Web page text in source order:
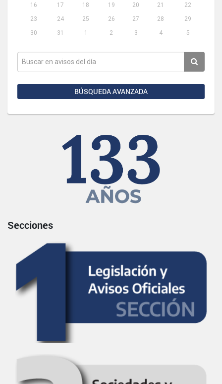
16
17 18 19 20 21
22
23
24 25 26 27 28
29
30
31 1 2 3 4 5
BÚSQUEDA AVANZADA
Secciones